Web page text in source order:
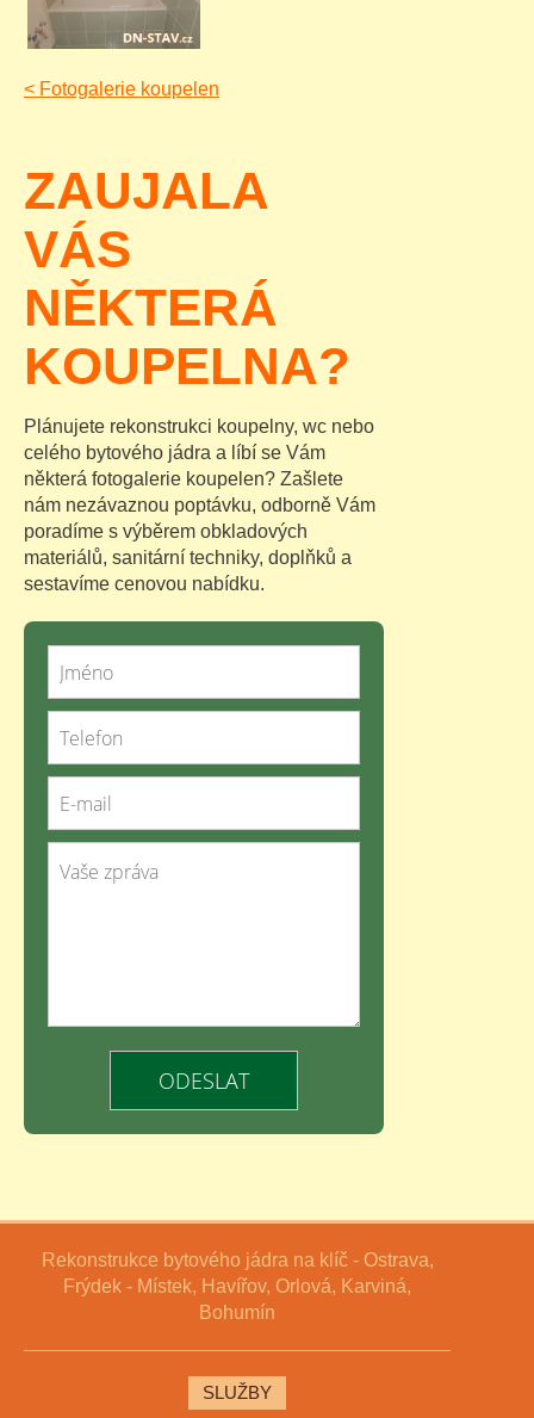
< Fotogalerie koupelen
ZAUJALA
VÁS
NĚKTERÁ
KOUPELNA?
Plánujete rekonstrukci koupelny, wc nebo
celého bytového jádra a líbí se Vám
některá fotogalerie koupelen? Zašlete
nám nezávaznou poptávku, odborně Vám
poradíme s výběrem obkladových
materiálů, sanitární techniky, doplňků a
sestavíme cenovou nabídku.
Rekonstrukce bytového jádra na klíč - Ostrava,
Frýdek - Místek, Havířov, Orlová, Karviná,
Bohumín
SLUŽBY